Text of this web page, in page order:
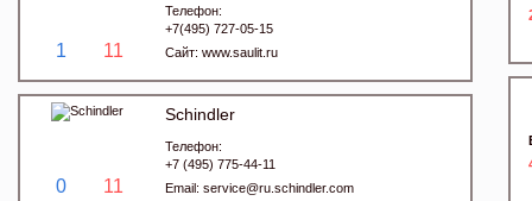
1 11
Телефон:
+7(495) 727-05-15
Сайт: www.saulit.ru
0 11
Schindler
Телефон:
+7 (495) 775-44-11
Email: service@ru.schindler.com